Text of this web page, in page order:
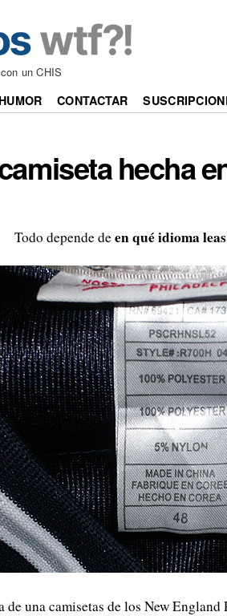
un CHIS
HUMOR CONTACTAR
hecha
Todo depende deen qué idioma
de una camisetas de los New